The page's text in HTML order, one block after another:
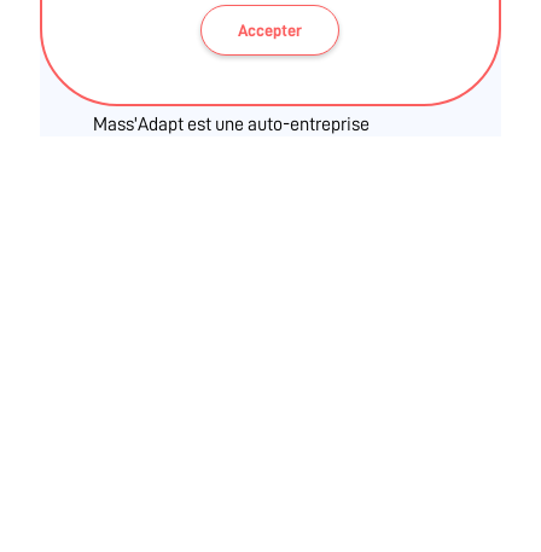
Accepter
STAPS APA - MASTER STAPS APA-S (Activité Physique
Adaptée et Santé) au sein de l'IFEPSA.
Mass'Adapt est une auto-entreprise